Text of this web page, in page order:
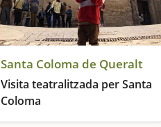
Santa Coloma de Queralt
Visita teatralitzada per Santa
Coloma
Revivim la història de Santa Coloma de la mà de personatges històrics